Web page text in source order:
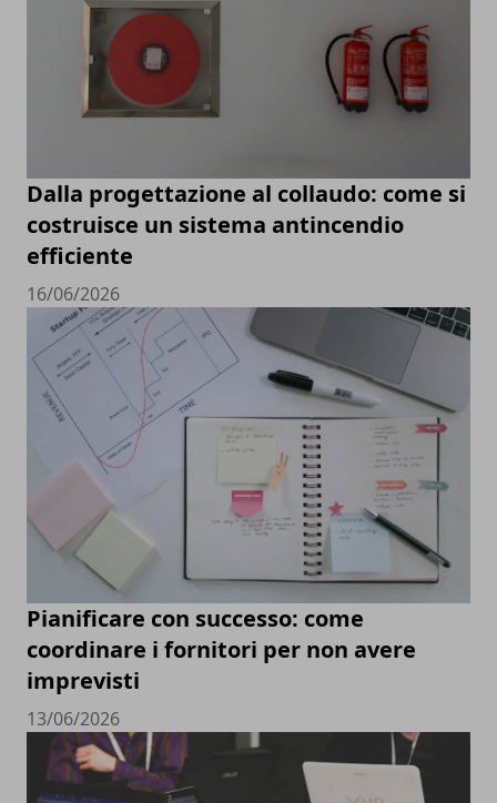
Dalla progettazione al collaudo: come si
costruisce un sistema antincendio
efficiente
16/06/2026
Pianificare con successo: come
coordinare i fornitori per non avere
imprevisti
13/06/2026